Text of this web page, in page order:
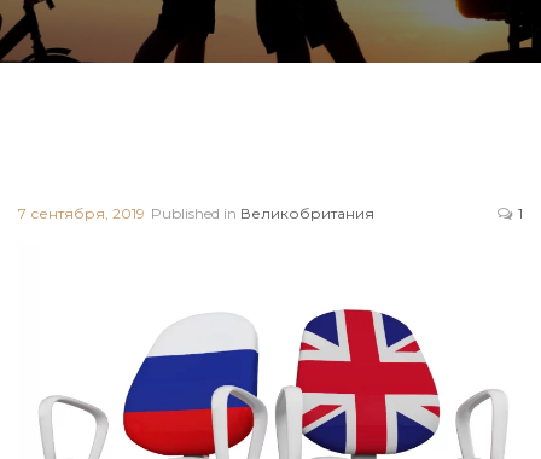
7 сентября, 2019 Published in Великобритания 1